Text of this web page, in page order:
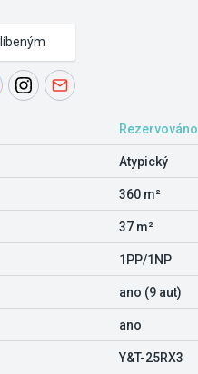
Rezervováno
Atypický
360 m²
37 m²
1PP/1NP
ano (9 aut)
ano
Y&T-25RX3